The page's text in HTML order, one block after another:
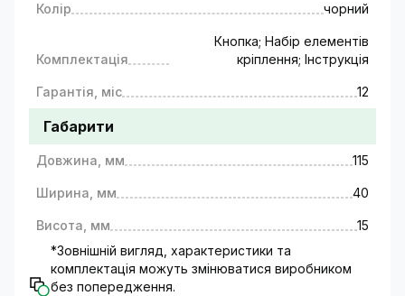
Колір чорний
Комплектація
Кнопка; Набір елементів
кріплення; Інструкція
Гарантія, міс 12
Габарити
Довжина, мм 115
Ширина, мм 40
Висота, мм
15
*Зовнішній вигляд, характеристики та
комплектація можуть змінюватися виробником
без попередження.